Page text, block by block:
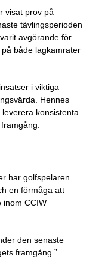
visat prov på
tävlingsperioden
avgörande för
både lagkamrater
i viktiga
Hennes
konsistenta
har golfspelaren
en förmåga att
inom CCIW
den senaste
framgång.”